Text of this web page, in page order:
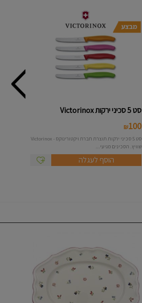
סט 5 סכיני ירקות Victorinox
100
₪
סט 5 סכיני ירקות תוצרת חברת ויקטורינוקס - Victorinox
שוויץ. הסכינים מגיעי...
הוסף לעגלה